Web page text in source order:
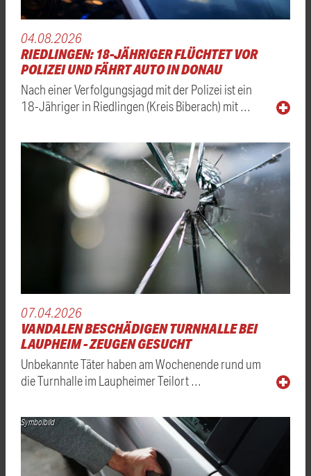
04.08.2026
RIEDLINGEN: 18-JÄHRIGER FLÜCHTET VOR
POLIZEI UND FÄHRT AUTO IN DONAU
Nach einer Verfolgungsjagd mit der Polizei ist ein
18-Jähriger in Riedlingen (Kreis Biberach) mit …
07.04.2026
VANDALEN BESCHÄDIGEN TURNHALLE BEI
LAUPHEIM - ZEUGEN GESUCHT
Unbekannte Täter haben am Wochenende rund um
die Turnhalle im Laupheimer Teilort …
Symbolbild